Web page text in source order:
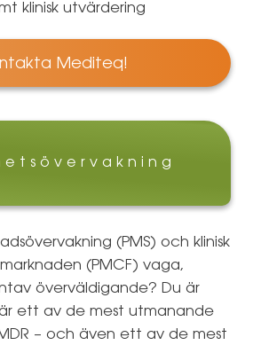
klinisk utvärdering
Mediteq!
(PMS) och klinisk
(PMCF) vaga,
överväldigande? Du är
är ett av de mest utmanande
– och även ett av de mest